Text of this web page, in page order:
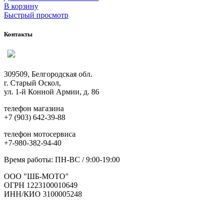
В корзину
Быстрый просмотр
Контакты
309509, Белгородская обл.
г. Старый Оскол,
ул. 1-й Конной Армии, д. 86
телефон магазина
+7 (903) 642-39-88
телефон мотосервиса
+7-980-382-94-40
Время работы: ПН-ВС / 9:00-19:00
ООО "ШБ-МОТО"
ОГРН 1223100010649
ИНН/КИО 3100005248